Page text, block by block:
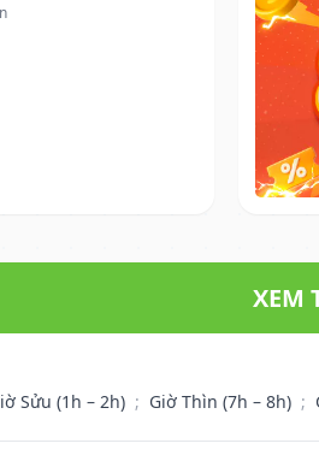
XEM
Sửu (1h – 2h) ; Giờ Thìn (7h – 8h) ;